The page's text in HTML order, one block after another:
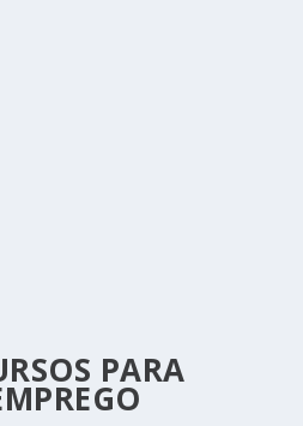
PARA